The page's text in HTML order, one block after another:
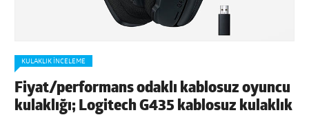
KULAKLIK İNCELEME
Fiyat/performans odaklı kablosuz oyuncu
kulaklığı; Logitech G435 kablosuz kulaklık